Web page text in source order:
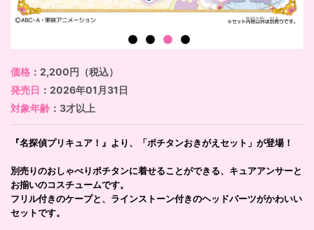
価格 ：2,200円（税込）
発売日 ：2026年01月31日
対象年齢 ：3才以上
『名探偵プリキュア！』より、「ポチタンおきがえセット」が登場！
別売りのおしゃべりポチタンに着せることができる、キュアアンサーと
お揃いのコスチュームです。
フリル付きのケープと、ラインストーン付きのヘッドパーツがかわいい
セットです。